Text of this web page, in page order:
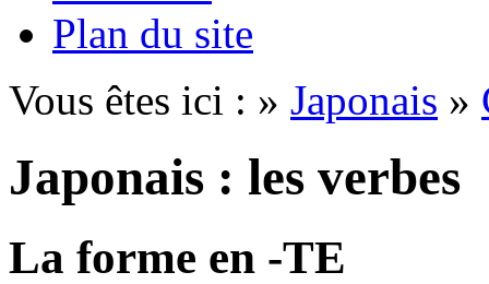
Plan du site
Vous êtes ici : » Japonais »
Japonais : les verbes
La forme en -TE